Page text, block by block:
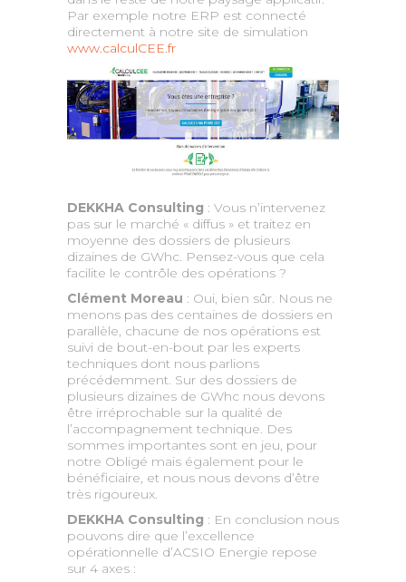
Par exemple notre ERP est connecté
directement à notre site de simulation
www.calculCEE.fr
DEKKHA Consulting : Vous n’intervenez
pas sur le marché « diffus » et traitez en
moyenne des dossiers de plusieurs
dizaines de GWhc. Pensez-vous que cela
facilite le contrôle des opérations ?
Clément Moreau : Oui, bien sûr. Nous ne
menons pas des centaines de dossiers en
parallèle, chacune de nos opérations est
suivi de bout-en-bout par les experts
techniques dont nous parlions
précédemment. Sur des dossiers de
plusieurs dizaines de GWhc nous devons
être irréprochable sur la qualité de
l’accompagnement technique. Des
sommes importantes sont en jeu, pour
notre Obligé mais également pour le
bénéficiaire, et nous nous devons d’être
très rigoureux.
DEKKHA Consulting : En conclusion nous
pouvons dire que l’excellence
opérationnelle d’ACSIO Energie repose
sur 4 axes :